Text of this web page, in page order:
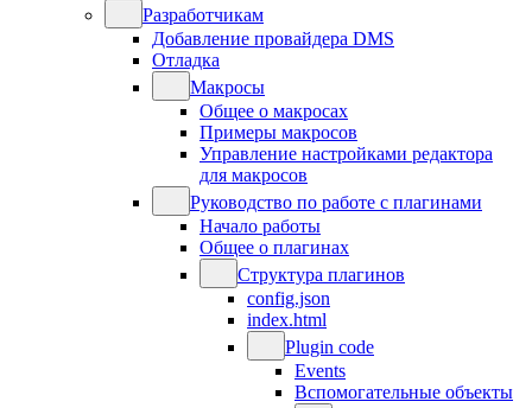
Разработчикам
Добавление провайдера DMS
Отладка
Макросы
Общее о макросах
Примеры макросов
Управление настройками редактора
для макросов
Руководство по работе с плагинами
Начало работы
Общее о плагинах
Структура плагинов
config.json
index.html
Plugin code
Events
Вспомогательные объекты